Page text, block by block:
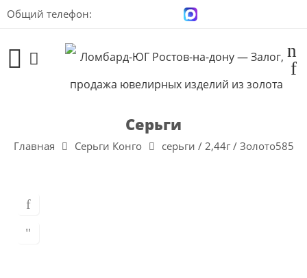
Общий телефон:
Серьги
Главная Серьги Конго серьги / 2,44г / Золото585